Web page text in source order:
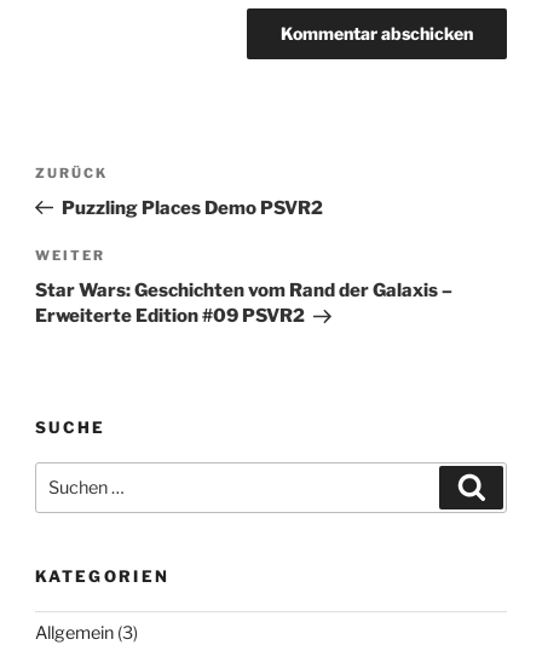
Beitragsnavigation
Vorheriger
Beitrag
ZURÜCK
Puzzling Places Demo PSVR2
Nächster
Beitrag
WEITER
Star Wars: Geschichten vom Rand der Galaxis –
Erweiterte Edition #09 PSVR2
SUCHE
nach:
KATEGORIEN
Allgemein(3)